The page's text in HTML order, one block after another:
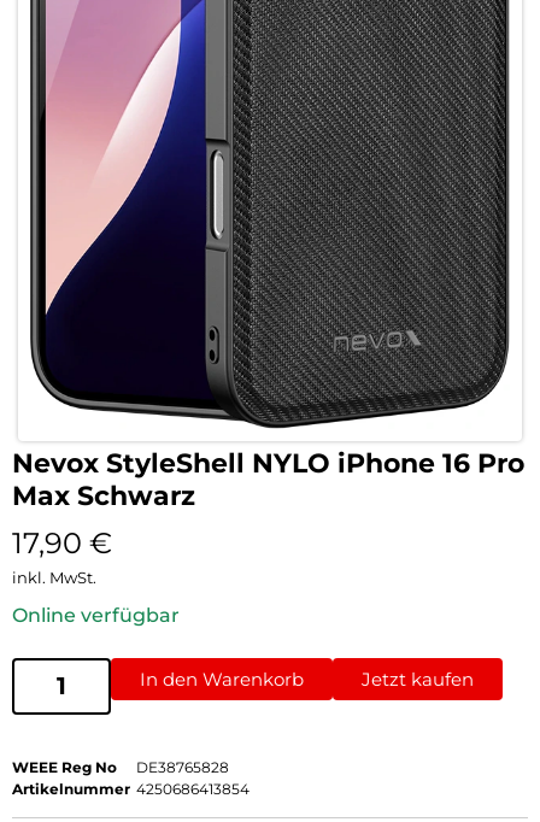
Nevox StyleShell NYLO iPhone 16 Pro
Max Schwarz
17,90 €
inkl. MwSt.
Online verfügbar
In den Warenkorb Jetzt kaufen
WEEE Reg No
DE38765828
Artikelnummer 4250686413854